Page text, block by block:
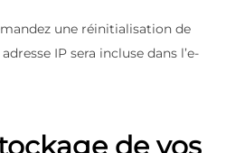
une réinitialisation de
IP sera incluse dans l’e-